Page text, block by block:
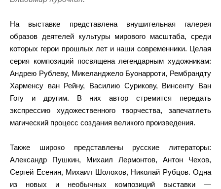
На выставке представлена внушительная галерея
образов деятелей культуры мирового масштаба, среди
которых герои прошлых лет и наши современники. Целая
серия композиций посвящена легендарным художникам:
Андрею Рублеву, Микеланджело Буонарроти, Рембрандту
Харменсу ван Рейну, Василию Сурикову, Винсенту Ван
Гогу и другим. В них автор стремится передать
экспрессию художественного творчества, запечатлеть
магический процесс создания великого произведения.
Также широко представлены русские литераторы:
Александр Пушкин, Михаил Лермонтов, Антон Чехов,
Сергей Есенин, Михаил Шолохов, Николай Рубцов. Одна
из новых и необычных композиций выставки —